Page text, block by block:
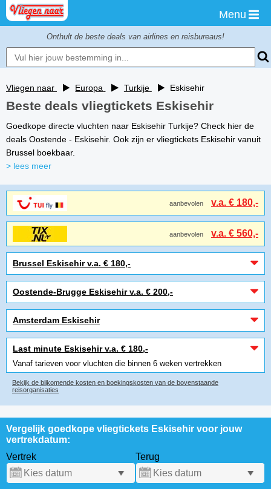
Menu
Onthult de beste deals van airlines en reisbureaus!
Vliegen naar Europa Turkije Eskisehir
Beste deals vliegtickets Eskisehir
Goedkope directe vluchten naar Eskisehir Turkije? Check hier de
deals Oostende - Eskisehir. Ook zijn er vliegtickets Eskisehir vanuit
Brussel boekbaar.
> lees meer
aanbevolen v.a. € 180,-
aanbevolen v.a. € 560,-
Brussel Eskisehir v.a. € 180,-
Oostende-Brugge Eskisehir v.a. € 200,-
Amsterdam Eskisehir
Last minute Eskisehir v.a. € 180,-
Vanaf tarieven voor vluchten die binnen 6 weken vertrekken
Bekijk de bijkomende kosten en boekingskosten van de bovenstaande
reisorganisaties
Vergelijk goedkope vliegtickets Eskisehir voor jouw
vertrekdatum:
Vertrek
Terug